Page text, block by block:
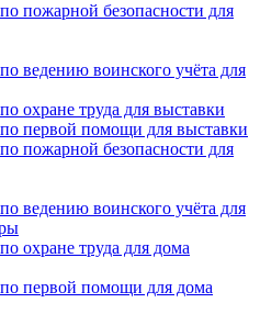
пожарной безопасности для
ведению воинского учёта для
охране труда для выставки
первой помощи для выставки
пожарной безопасности для
ведению воинского учёта для
охране труда для дома
первой помощи для дома